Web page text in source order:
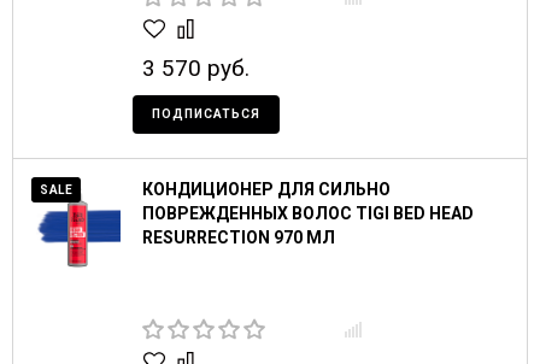
3 570 руб.
ПОДПИСАТЬСЯ
SALE
КОНДИЦИОНЕР ДЛЯ СИЛЬНО
ПОВРЕЖДЕННЫХ ВОЛОС TIGI BED HEAD
RESURRECTION 970 МЛ